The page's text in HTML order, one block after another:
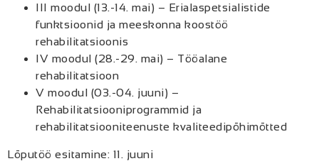
III moodul (13.-14. mai) – Erialaspetsialistide
funktsioonid ja meeskonna koostöö
rehabilitatsioonis
IV moodul (28.-29. mai) – Tööalane
rehabilitatsioon
V moodul (03.-04. juuni) –
Rehabilitatsiooniprogrammid ja
rehabilitatsiooniteenuste kvaliteedipõhimõtted
Lõputöö esitamine: 11. juuni